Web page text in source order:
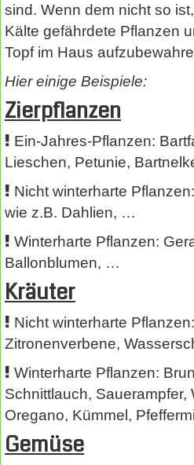
sind. Wenn dem nicht so
Kälte gefährdete Pflanzen
Topf im Haus
Hier einige Beispiele:
Zierpflanzen
Ein-Jahres-Pflanzen:
Lieschen, Petunie,
Nicht winterharte
wie z.B. Dahlien, …
Winterharte Pflanzen:
Ballonblumen, …
Kräuter
Nicht winterharte
Zitronenverbene,
Winterharte Pflanzen:
Schnittlauch, Sauerampfer,
Oregano, Kümmel,
Gemüse